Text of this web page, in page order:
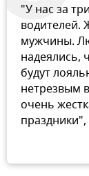
"У нас за
водителей.
мужчины.
надеялись,
будут
нетрезвым
очень
праздники",